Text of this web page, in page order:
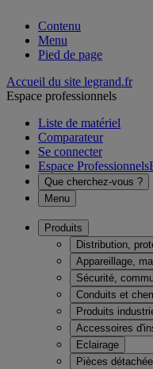
Contenu
Menu
Pied de page
Accueil du site legrand.fr
Espace professionnels
Liste de matériel
Comparateur
Se connecter
Espace Professionnels
Que cherchez-vous ?
Menu
Produits
Distribution,
Appareillage,
Sécurité,
Conduits et
Produits
Accessoires
Eclairage
Pièces